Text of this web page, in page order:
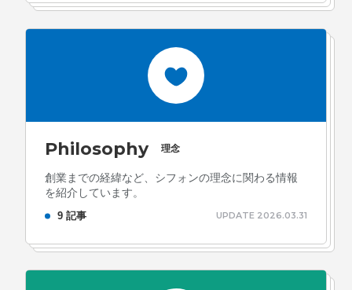
Philosophy 理念
創業までの経緯など、シフォンの理念に関わる情報
を紹介しています。
9 記事 UPDATE 2026.03.31